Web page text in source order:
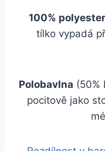
100% polyester
tílko vypadá
Polobavlna (50%
pocitově jako